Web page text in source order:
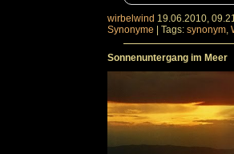
wirbelwind 19.06.2010,
Synonyme
Tags: synonym,
Sonnenuntergang im Meer